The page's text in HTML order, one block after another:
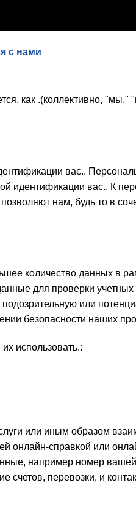
с нами
как .(коллективно, "мы,"
вас..
идентификации вас.. К
нам, будь то в
количество данных в
для проверки учетных
или
безопасности наших
использовать.:
или иным образом
онлайн-справкой или
например номер вашей
счетов, перевозки, и